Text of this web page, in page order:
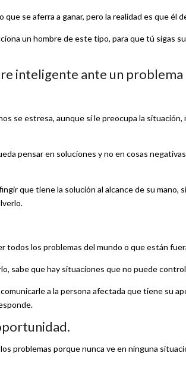
que se aferra a ganar, pero la realidad es que él
un hombre de este tipo, para que tú sigas
inteligente ante un problema
se estresa, aunque sí le preocupa la
pensar en soluciones y no en cosas
que tiene la solución al alcance de su mano,
todos los problemas del mundo o que están
sabe que hay situaciones que no puede
a la persona afectada que tiene su
problemas porque nunca ve en ninguna